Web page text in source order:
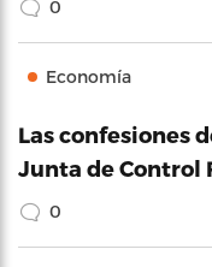
0
Economía
Las confesiones
Junta de Control
0